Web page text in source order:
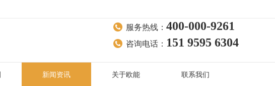
服务热线： 400-000-9261
咨询电话： 151 9595 6304
新闻资讯 关于欧能 联系我们